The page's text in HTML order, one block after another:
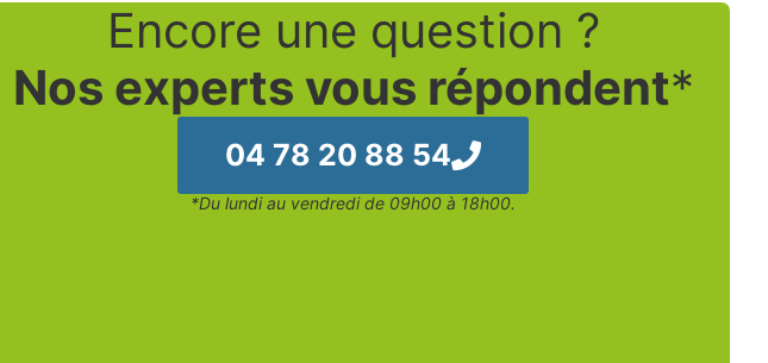
Encore une question ?
Nos experts vous répondent*
04 78 20 88 54
*Du lundi au vendredi de 09h00 à 18h00.